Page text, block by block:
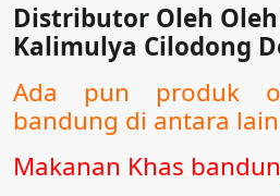
Distributor Oleh
Kalimulya Cilodong
Ada pun produk
bandung di antara
Makanan Khas